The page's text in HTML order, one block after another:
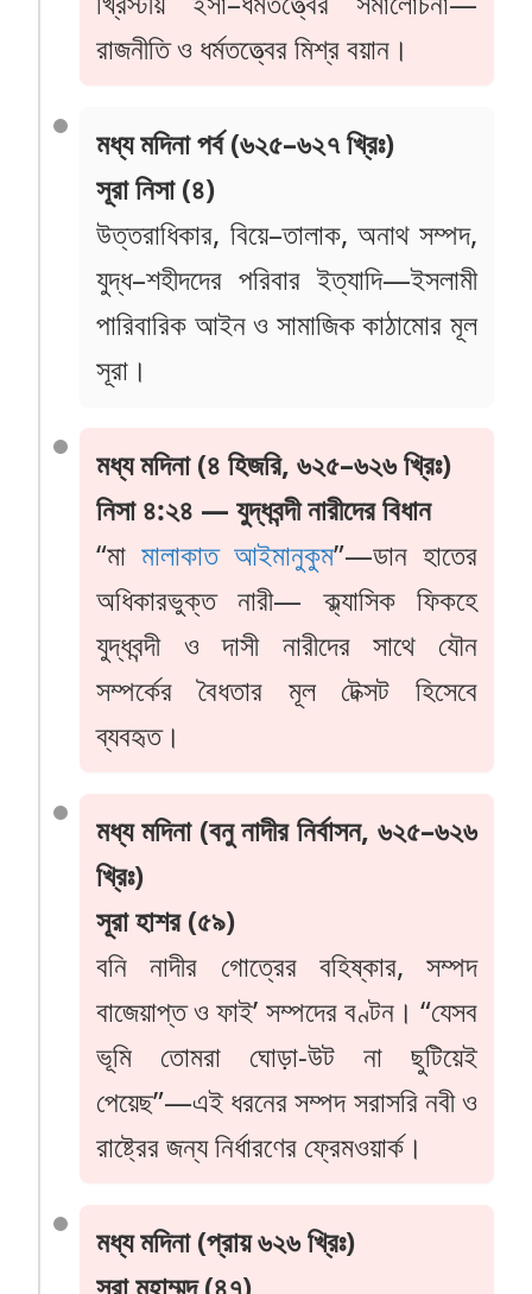
রাজনীতি ও ধর্মতত্ত্বের মিশ্র বয়ান।
মধ্য মদিনা পর্ব (৬২৫–৬২৭ খ্রিঃ)
সূরা নিসা (৪)
উত্তরাধিকার, বিয়ে–তালাক, অনাথ সম্পদ,
যুদ্ধ–শহীদদের পরিবার ইত্যাদি—ইসলামী
পারিবারিক আইন ও সামাজিক কাঠামোর মূল
সূরা।
মধ্য মদিনা (৪ হিজরি, ৬২৫–৬২৬ খ্রিঃ)
নিসা ৪:২৪ — যুদ্ধবন্দী নারীদের বিধান
“মা মালাকাত আইমানুকুম”—ডান হাতের
অধিকারভুক্ত নারী— ক্ল্যাসিক ফিকহে
যুদ্ধবন্দী ও দাসী নারীদের সাথে যৌন
সম্পর্কের বৈধতার মূল টেক্সট হিসেবে
ব্যবহৃত।
মধ্য মদিনা (বনু নাদীর নির্বাসন, ৬২৫–৬২৬
খ্রিঃ)
সূরা হাশর (৫৯)
বনি নাদীর গোত্রের বহিষ্কার, সম্পদ
বাজেয়াপ্ত ও ফাই’ সম্পদের বণ্টন। “যেসব
ভূমি তোমরা ঘোড়া-উট না ছুটিয়েই
পেয়েছ”—এই ধরনের সম্পদ সরাসরি নবী ও
রাষ্ট্রের জন্য নির্ধারণের ফ্রেমওয়ার্ক।
মধ্য মদিনা (প্রায় ৬২৬ খ্রিঃ)
সূরা মুহাম্মদ (৪৭)